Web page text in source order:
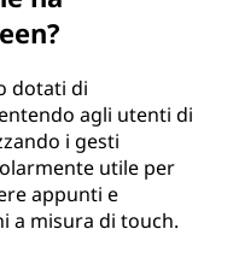
dotati di
agli utenti di
i gesti
utile per
appunti e
a misura di touch.